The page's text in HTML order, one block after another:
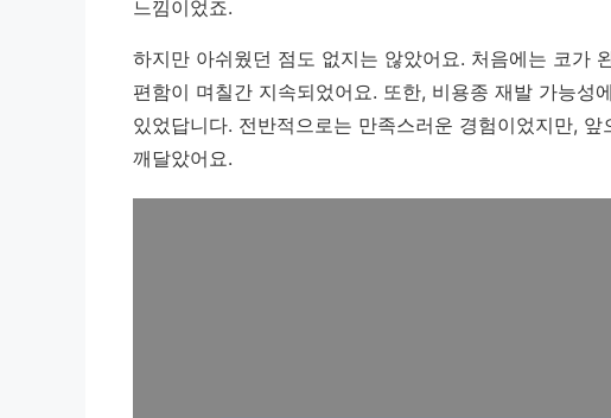
느낌이었죠.
하지만 아쉬웠던 점도 없지는 않았어요. 처음에는 코가
편함이 며칠간 지속되었어요. 또한, 비용종 재발 가능성
있었답니다. 전반적으로는 만족스러운 경험이었지만,
깨달았어요.